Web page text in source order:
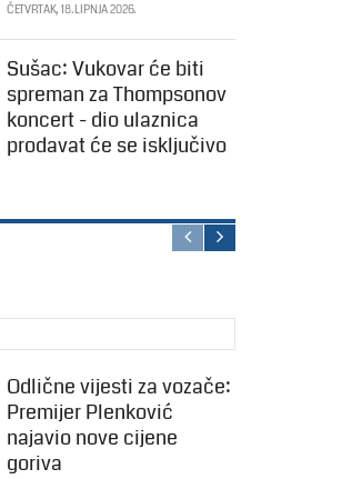
ČETVRTAK, 18. LIPNJA 2026.
Sušac: Vukovar će biti
spreman za Thompsonov
koncert - dio ulaznica
prodavat će se isključivo
Odlične vijesti za vozače:
Premijer Plenković
najavio nove cijene
goriva